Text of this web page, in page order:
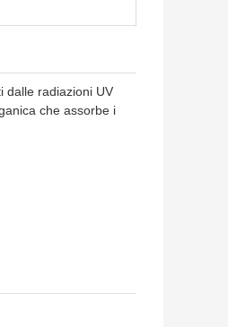
dalle radiazioni UV
che assorbe i